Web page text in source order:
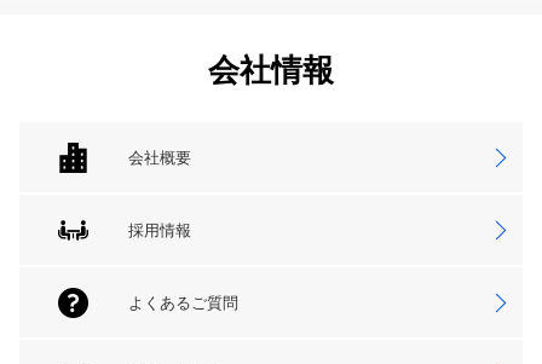
会社情報
会社概要
採用情報
よくあるご質問